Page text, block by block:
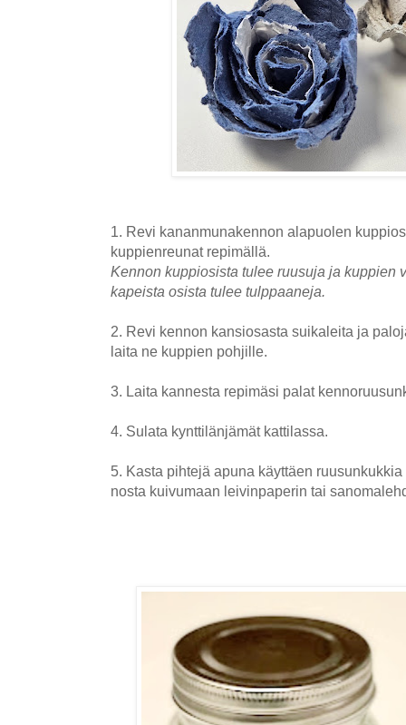
1. Revi kananmunakennon alapuolen
kuppienreunat repimällä.
Kennon kuppiosista tulee ruusuja ja kuppien
kapeista osista tulee tulppaaneja.
2. Revi kennon kansiosasta suikaleita ja
laita ne kuppien pohjille.
3. Laita kannesta repimäsi palat
4. Sulata kynttilänjämät kattilassa.
5. Kasta pihtejä apuna käyttäen
nosta kuivumaan leivinpaperin tai